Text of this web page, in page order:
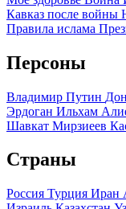
Кавказ после войны
Правила ислама
Персоны
Владимир Путин
Эрдоган Ильхам
Шавкат Мирзиеев
Страны
Россия Турция Иран